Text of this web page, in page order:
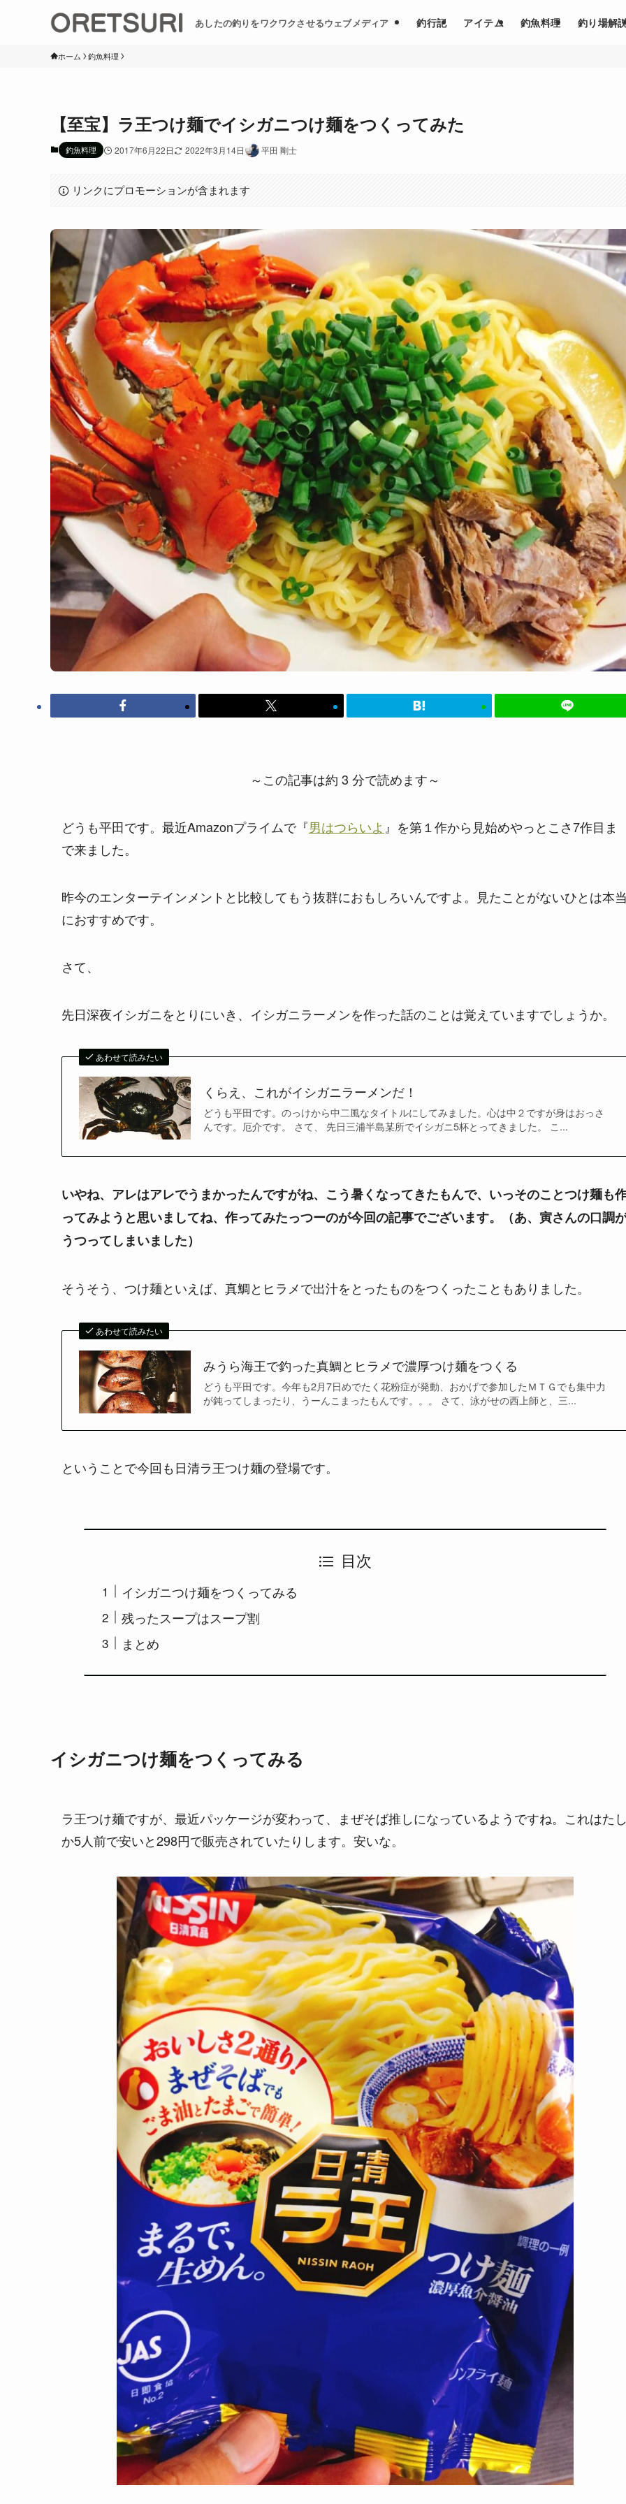
あしたの釣りをワクワクさせるウェブメディア 釣行記 アイテム 釣魚料理 釣り場解
ホーム 釣魚料理
【至宝】ラ王つけ麺でイシガニつけ麺をつくってみた
釣魚料理 2017年6月22日 2022年3月14日 平田 剛士
リンクにプロモーションが含まれます
～この記事は約 3 分で読めます～
どうも平田です。最近Amazonプライムで『男はつらいよ 』を第１作から見始めやっとこさ7作目ま
で来ました。
昨今のエンターテインメントと比較してもう抜群におもしろいんですよ。見たことがないひとは本
におすすめです。
さて、
先日深夜イシガニをとりにいき、イシガニラーメンを作った話のことは覚えていますでしょうか。
あわせて読みたい
くらえ、これがイシガニラーメンだ！
どうも平田です。のっけから中二風なタイトルにしてみました。心は中２ですが身はおっさ
んです。厄介です。 さて、 先日三浦半島某所でイシガニ5杯とってきました。 こ...
いやね、アレはアレでうまかったんですがね、こう暑くなってきたもんで、いっそのことつけ麺も
ってみようと思いましてね、作ってみたっつーのが今回の記事でございます。（あ、寅さんの口調
うつってしまいました）
そうそう、つけ麺といえば、真鯛とヒラメで出汁をとったものをつくったこともありました。
あわせて読みたい
みうら海王で釣った真鯛とヒラメで濃厚つけ麺をつくる
どうも平田です。今年も2月7日めでたく花粉症が発動、おかげで参加したＭＴＧでも集中力
が鈍ってしまったり、うーんこまったもんです。。。 さて、泳がせの西上師と、三...
ということで今回も日清ラ王つけ麺の登場です。
目次
イシガニつけ麺をつくってみる
残ったスープはスープ割
まとめ
イシガニつけ麺をつくってみる
ラ王つけ麺ですが、最近パッケージが変わって、まぜそば推しになっているようですね。これはた
か5人前で安いと298円で販売されていたりします。安いな。